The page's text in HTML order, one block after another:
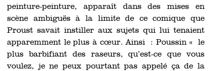
peinture-peinture, apparaît dans des mises en
scène ambiguës à la limite de ce comique que
Proust savait instiller aux sujets qui lui tenaient
apparemment le plus à cœur. Ainsi : Poussin « le
plus barbifiant des raseurs, qu’est-ce que vous
voulez, je ne peux pourtant pas appelé ça de la